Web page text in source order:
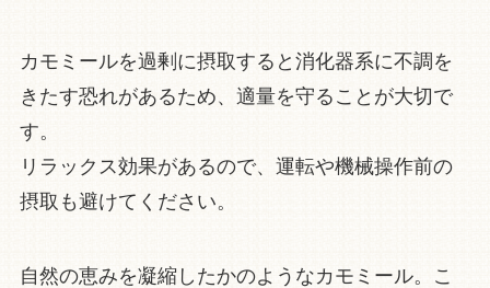
カモミールを過剰に摂取すると消化器系に不調を
きたす恐れがあるため、適量を守ることが大切で
す。
リラックス効果があるので、運転や機械操作前の
摂取も避けてください。
自然の恵みを凝縮したかのようなカモミール。こ